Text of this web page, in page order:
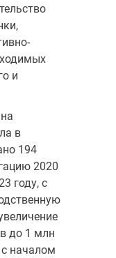
и
в
194
2020
году, с
до 1 млн
с началом